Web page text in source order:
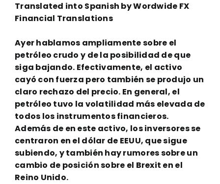
Translated into Spanish by Wordwide FX
Financial Translations
Ayer hablamos ampliamente sobre el
petróleo crudo y de la posibilidad de que
siga bajando. Efectivamente, el activo
cayó con fuerza pero también se produjo un
claro rechazo del precio. En general, el
petróleo tuvo la volatilidad más elevada de
todos los instrumentos financieros.
Además de en este activo, los inversores se
centraron en el dólar de EEUU, que sigue
subiendo, y también hay rumores sobre un
cambio de posición sobre el Brexit en el
Reino Unido.